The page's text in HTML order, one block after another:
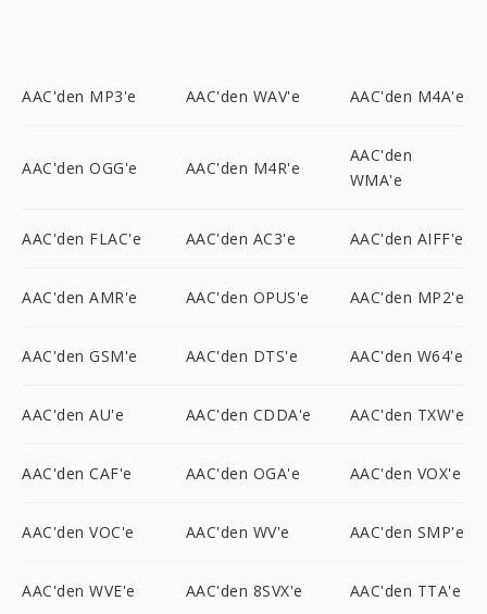
AAC'den MP3'e AAC'den WAV'e AAC'den M4A'e
AAC'den OGG'e AAC'den M4R'e
AAC'den
WMA'e
AAC'den FLAC'e AAC'den AC3'e AAC'den AIFF'e
AAC'den AMR'e AAC'den OPUS'e AAC'den MP2'e
AAC'den GSM'e AAC'den DTS'e AAC'den W64'e
AAC'den AU'e AAC'den CDDA'e AAC'den TXW'e
AAC'den CAF'e AAC'den OGA'e AAC'den VOX'e
AAC'den VOC'e AAC'den WV'e AAC'den SMP'e
AAC'den WVE'e AAC'den 8SVX'e AAC'den TTA'e